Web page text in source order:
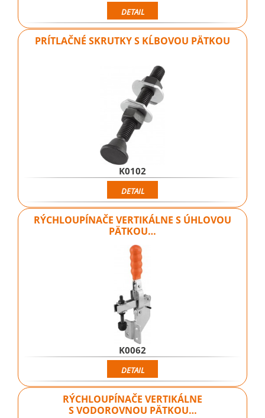
DETAIL
PRÍTLAČNÉ SKRUTKY S KĹBOVOU PÄTKOU
K0102
DETAIL
RÝCHLOUPÍNAČE VERTIKÁLNE S ÚHLOVOU
PÄTKOU…
K0062
DETAIL
RÝCHLOUPÍNAČE VERTIKÁLNE
S VODOROVNOU PÄTKOU…